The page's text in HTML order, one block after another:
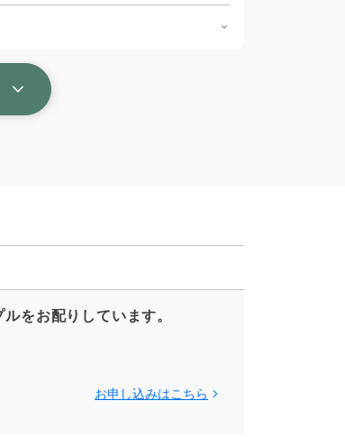
をお配りしています。
お申し込みはこちら